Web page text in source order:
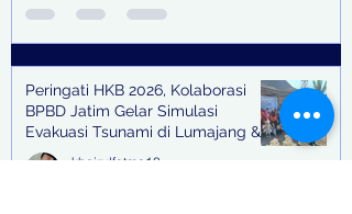
Peringati HKB 2026, Kolaborasi
BPBD Jatim Gelar Simulasi
Evakuasi Tsunami di Lumajang &
Trenggalek
khoirulfatma13